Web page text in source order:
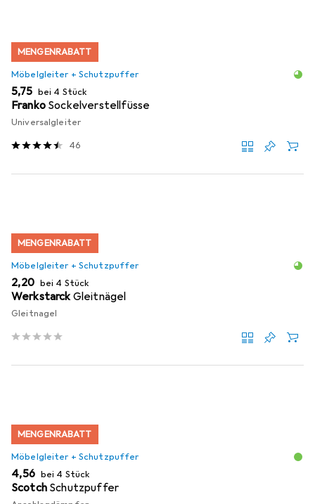
MENGENRABATT
Möbelgleiter + Schutzpuffer
EUR
5,75 bei 4 Stück
Franko Sockelverstellfüsse
Universalgleiter
46
MENGENRABATT
Möbelgleiter + Schutzpuffer
EUR
2,20 bei 4 Stück
WerkstarckGleitnägel
Gleitnagel
MENGENRABATT
Möbelgleiter + Schutzpuffer
EUR
4,56 bei 4 Stück
Scotch Schutzpuffer